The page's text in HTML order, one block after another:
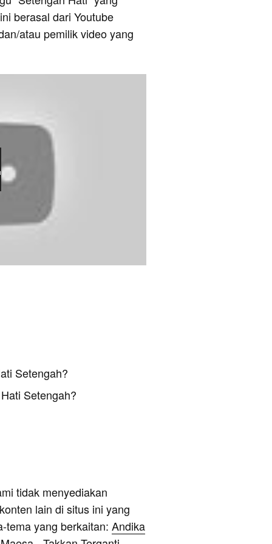
berasal dari Youtube
atau pemilik video yang
Setengah?
Setengah?
tidak menyediakan
lain di situs ini yang
tema yang berkaitan: Andika